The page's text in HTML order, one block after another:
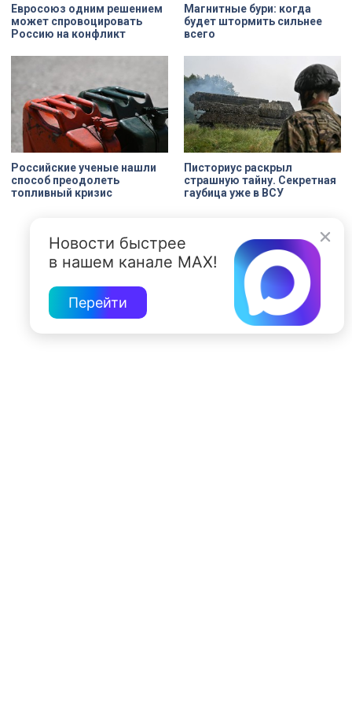
Евросоюз одним решением
может спровоцировать
Россию на конфликт
Магнитные бури: когда
будет штормить сильнее
всего
Российские ученые нашли
способ преодолеть
топливный кризис
Писториус раскрыл
страшную тайну. Секретная
гаубица уже в ВСУ
Новости быстрее
в нашем канале MAX!
Перейти